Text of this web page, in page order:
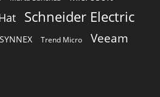
Schneider Electric
Trend Micro Veeam